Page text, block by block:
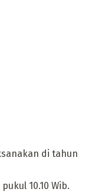
di tahun
10.10 Wib.